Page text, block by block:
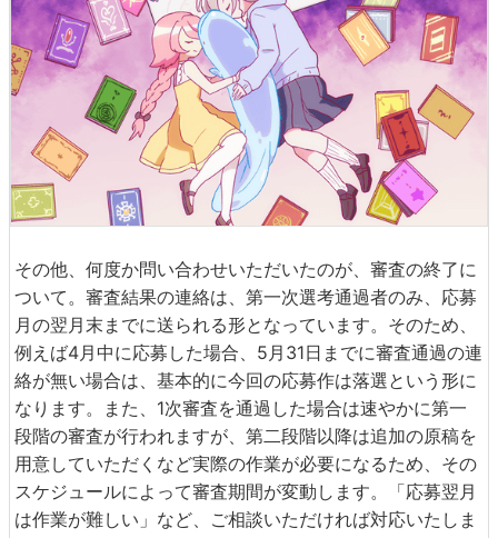
その他、何度か問い合わせいただいたのが、審査の終了に
ついて。審査結果の連絡は、第一次選考通過者のみ、応募
月の翌月末までに送られる形となっています。そのため、
例えば4月中に応募した場合、5月31日までに審査通過の連
絡が無い場合は、基本的に今回の応募作は落選という形に
なります。また、1次審査を通過した場合は速やかに第一
段階の審査が行われますが、第二段階以降は追加の原稿を
用意していただくなど実際の作業が必要になるため、その
スケジュールによって審査期間が変動します。「応募翌月
は作業が難しい」など、ご相談いただければ対応いたしま